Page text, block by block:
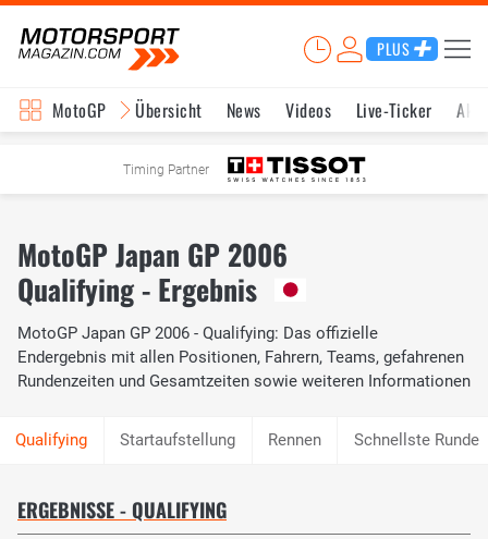
PLUS
MotoGP Übersicht News Videos Live-Ticker
Timing Partner
MotoGP Japan GP 2006
Qualifying - Ergebnis
MotoGP Japan GP 2006 - Qualifying: Das offizielle
Endergebnis mit allen Positionen, Fahrern, Teams, gefahrenen
Rundenzeiten und Gesamtzeiten sowie weiteren Informationen
Startaufstellung Rennen Schnellste Runde
ERGEBNISSE - QUALIFYING